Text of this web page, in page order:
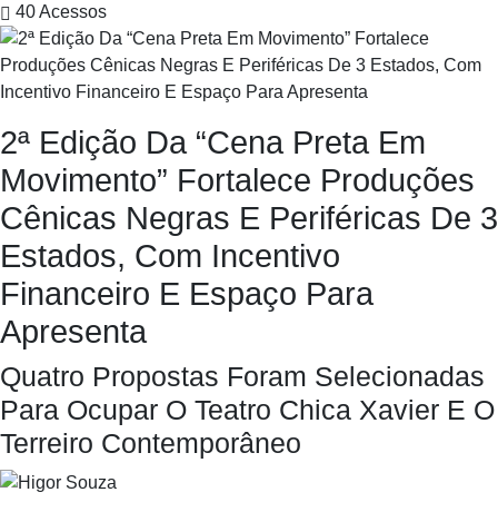
40Acessos
2ª Edição Da “Cena Preta Em
Movimento” Fortalece Produções
Cênicas Negras E Periféricas De 3
Estados, Com Incentivo
Financeiro E Espaço Para
Apresenta
Quatro Propostas Foram Selecionadas
Para Ocupar O Teatro Chica Xavier E O
Terreiro Contemporâneo